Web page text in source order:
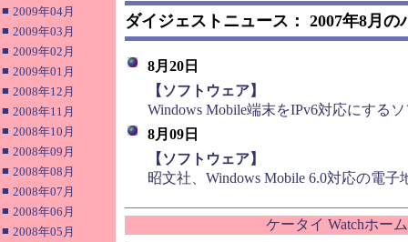
■ 2009年04月
■ 2009年03月
■ 2009年02月
■ 2009年01月
■ 2008年12月
■ 2008年11月
■ 2008年10月
■ 2008年09月
■ 2008年08月
■ 2008年07月
■ 2008年06月
■ 2008年05月
ダイジェストニュース： 2007年8月の
8月20日
【ソフトウェア】
Windows Mobile端末をIPv6対応にする
8月09日
【ソフトウェア】
昭文社、Windows Mobile 6.0対応の電子
ケータイ Watchホー